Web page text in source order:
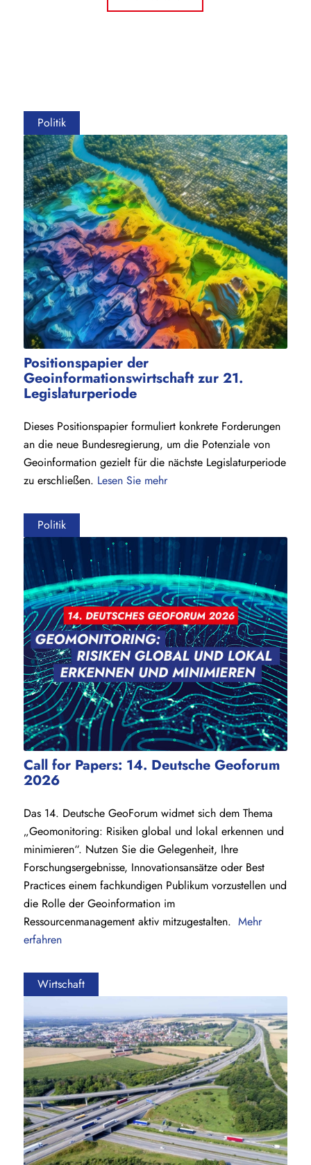
Politik
Positionspapier der
Geoinformationswirtschaft zur 21.
Legislaturperiode
Dieses Positionspapier formuliert konkrete Forderungen
an die neue Bundesregierung, um die Potenziale von
Geoinformation gezielt für die nächste Legislaturperiode
zu erschließen. Lesen Sie mehr
Politik
Call for Papers: 14. Deutsche Geoforum
2026
Das 14. Deutsche GeoForum widmet sich dem Thema
„Geomonitoring: Risiken global und lokal erkennen und
minimieren“. Nutzen Sie die Gelegenheit, Ihre
Forschungsergebnisse, Innovationsansätze oder Best
Practices einem fachkundigen Publikum vorzustellen und
die Rolle der Geoinformation im
Ressourcenmanagement aktiv mitzugestalten. Mehr
erfahren
Wirtschaft